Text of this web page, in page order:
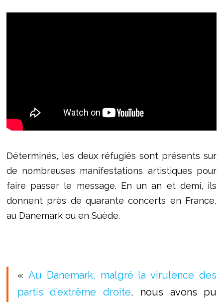
Déterminés, les deux réfugiés sont présents sur
de nombreuses manifestations artistiques pour
faire passer le message. En un an et demi, ils
donnent près de quarante concerts en France,
au Danemark ou en Suède.
« Au Danemark, malgré la virulence des
partis d’extrême droite, nous avons pu